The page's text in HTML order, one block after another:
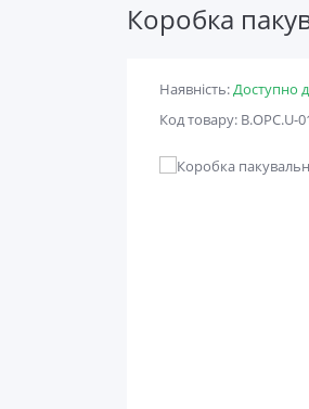
Коробка
Наявність:Доступно
Код товару: B.OPC.U-